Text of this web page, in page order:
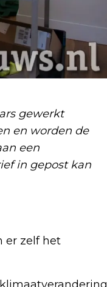
gewerkt
en worden de
een
in gepost kan
er zelf het